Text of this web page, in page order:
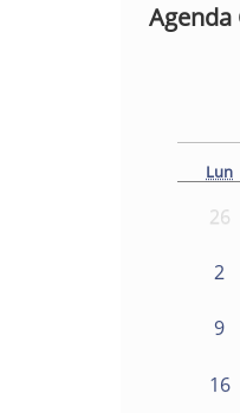
Lun
26
2
9
16